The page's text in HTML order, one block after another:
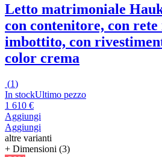
Letto matrimoniale
con contenitore, con rete
imbottito, con
color crema
(1)
In stockUltimo pezzo
1 610 €
Aggiungi
Aggiungi
altre varianti
+ Dimensioni (3)